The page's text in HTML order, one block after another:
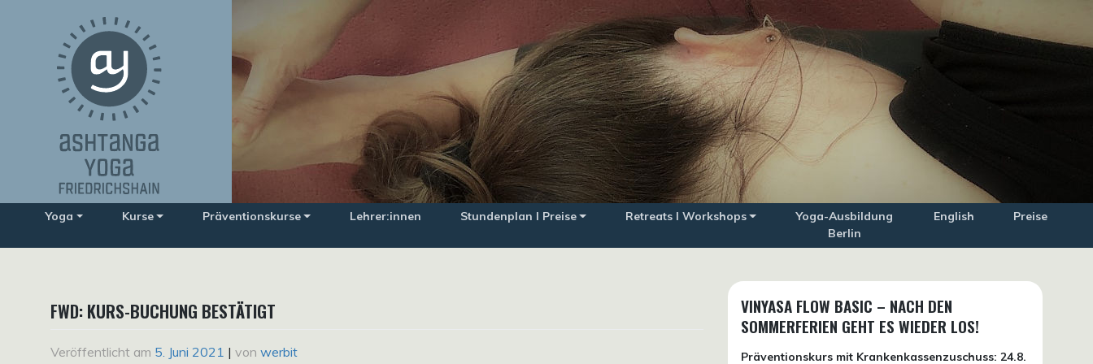
Yoga Kurse Präventionskurse Lehrer:innen Stundenplan I Preise Retreats I Workshops
Yoga-Ausbildung
Berlin
English Preise
FWD: KURS-BUCHUNG BESTÄTIGT
Veröffentlicht am 5. Juni 2021 | von werbit
VINYASA FLOW BASIC – NACH DEN
SOMMERFERIEN GEHT ES WIEDER LOS!
Präventionskurs mit Krankenkassenzuschuss:24.8.